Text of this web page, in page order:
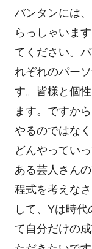
バンタンには
らっしゃいま
てください。
れぞれのパー
す。皆様と個
ます。ですか
やるのではな
どんやってい
ある芸人さん
程式を考えな
して、Yは時
て自分だけの